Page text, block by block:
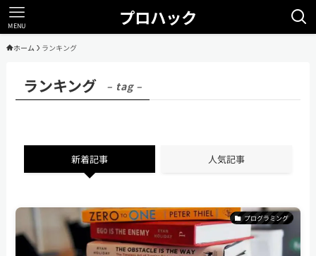
プロハック
MENU
ホーム ランキング
ランキング – tag –
新着記事 人気記事
プログラミング